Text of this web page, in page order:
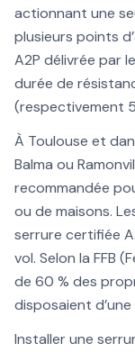
actionnant une
plusieurs points
A2P délivrée par
durée de
(respectivement
À Toulouse et
Balma ou
recommandée
ou de maisons.
serrure certifiée
vol. Selon la FFB
de 60 % des
disposaient
Installer une